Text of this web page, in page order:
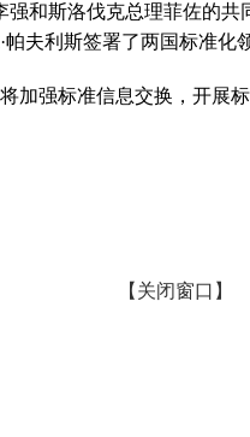
和斯洛伐克总理菲佐的共
夫利斯签署了两国标准化
强标准信息交换，开展
【关闭窗口】